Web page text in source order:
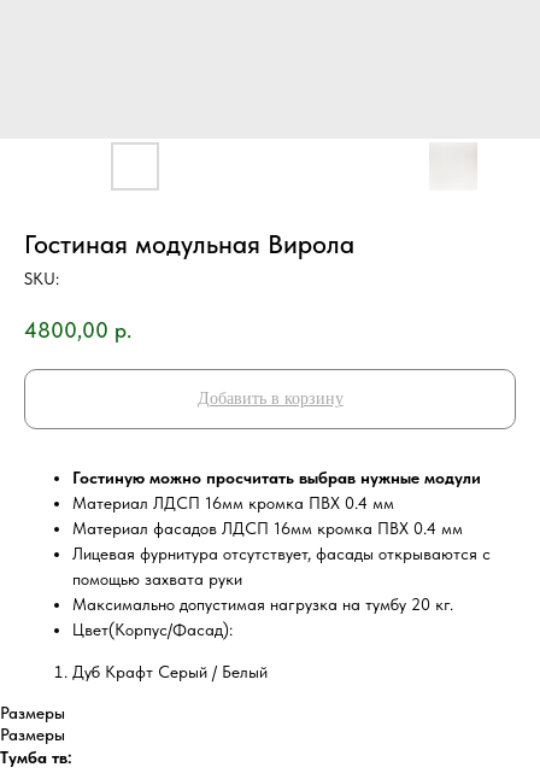
Гостиная модульная Вирола
SKU:
4800,00 р.
Добавить в корзину
Гостиную можно просчитать выбрав нужные модули
Материал ЛДСП 16мм кромка ПВХ 0.4 мм
Материал фасадов ЛДСП 16мм кромка ПВХ 0.4 мм
Лицевая фурнитура отсутствует, фасады открываются с
помощью захвата руки
Максимально допустимая нагрузка на тумбу 20 кг.
Цвет(Корпус/Фасад):
Дуб Крафт Серый / Белый
Размеры
Размеры
Тумба тв: